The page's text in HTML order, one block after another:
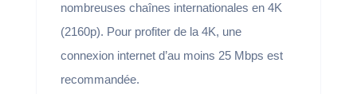
nombreuses chaînes internationales en 4K
(2160p). Pour profiter de la 4K, une
connexion internet d’au moins 25 Mbps est
recommandée.